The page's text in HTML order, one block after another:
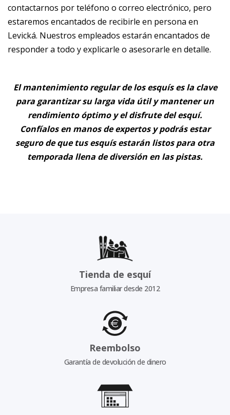
contactarnos por teléfono o correo electrónico, pero
estaremos encantados de recibirle en persona en
Levická. Nuestros empleados estarán encantados de
responder a todo y explicarle o asesorarle en detalle.
El mantenimiento regular de los esquís es la clave
para garantizar su larga vida útil y mantener un
rendimiento óptimo y el disfrute del esquí.
Confíalos en manos de expertos y podrás estar
seguro de que tus esquís estarán listos para otra
temporada llena de diversión en las pistas.
Tienda de esquí
Empresa familiar desde 2012
Reembolso
Garantía de devolución de dinero